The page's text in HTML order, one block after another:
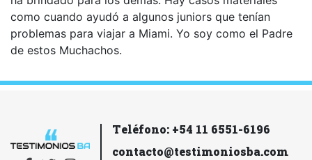
como cuando ayudó a algunos juniors que tenían
problemas para viajar a Miami. Yo soy como el Padre
de estos Muchachos.
Teléfono: +54 11 6551-6196
contacto@testimoniosba.com